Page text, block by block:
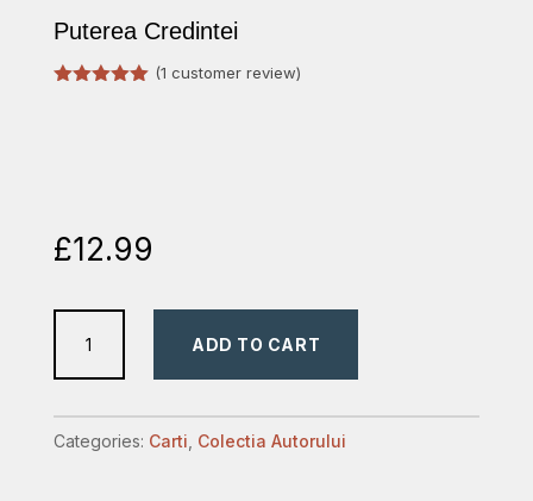
Puterea Credintei
(1 customer review)
£12.99
Credintei
ADD TO CART
Categories: Carti Colectia Autorului